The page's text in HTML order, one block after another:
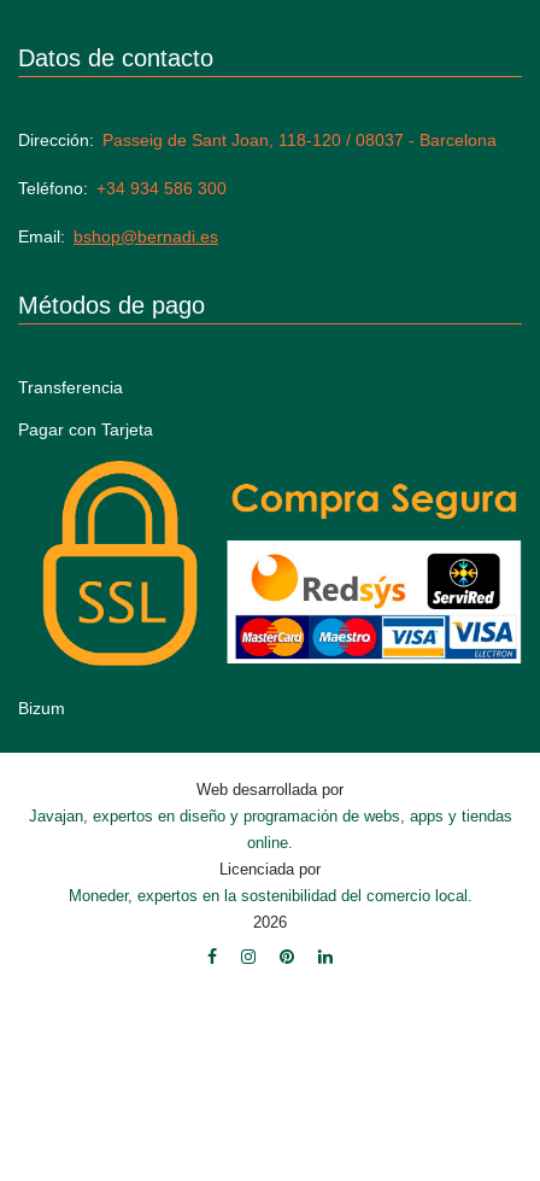
Datos de contacto
Dirección Passeig de Sant Joan, 118-120 / 08037 - Barcelona
Teléfono +34 934 586 300
Email bshop@bernadi.es
Métodos de pago
Transferencia
Pagar con Tarjeta
Bizum
Web desarrollada por
Javajan, expertos en diseño y programación de webs, apps y tiendas
online.
Licenciada por
Moneder, expertos en la sostenibilidad del comercio local.
2026